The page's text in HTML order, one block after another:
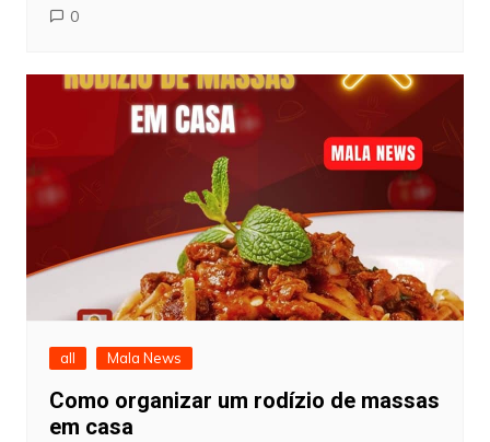
0
all Mala News
Como organizar um rodízio de massas
em casa